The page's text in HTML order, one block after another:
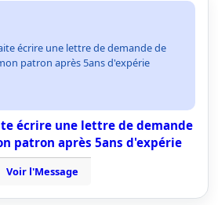
écrire une lettre de demande de
patron après 5ans d'expérie
écrire une lettre de demande
patron après 5ans d'expérie
Voir l'Message